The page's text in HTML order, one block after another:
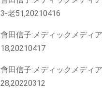
3-老51,20210416
會田信子:メディックメディ
18,20210417
會田信子:メディックメディ
28,20220312